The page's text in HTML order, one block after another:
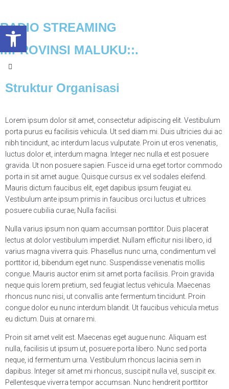
RADIO STREAMING
.::PROVINSI MALUKU::.
Struktur Organisasi
Lorem ipsum dolor sit amet, consectetur adipiscing elit. Vestibulum
porta purus eu facilisis vehicula. Ut sed diam mi. Duis ultricies dui ac
nibh tincidunt, ac interdum lacus vulputate. Proin ut eros venenatis,
luctus dolor et, interdum magna. Integer nec nulla et est posuere
gravida. Ut non posuere sapien. Fusce id urna eget tortor commodo
porta in sit amet augue. Quisque cursus ex vel sodales eleifend.
Mauris dictum faucibus elit, eget dapibus ipsum feugiat eu.
Vestibulum ante ipsum primis in faucibus orci luctus et ultrices
posuere cubilia curae; Nulla facilisi.
Nulla varius ipsum non quam accumsan porttitor. Duis placerat
lectus at dolor vestibulum imperdiet. Nullam efficitur nisi libero, id
varius magna viverra quis. Phasellus nunc urna, condimentum vel
porttitor id, bibendum eget nunc. Suspendisse venenatis mollis
congue. Mauris auctor enim sit amet porta facilisis. Proin gravida
neque quis lorem pretium, sed feugiat lectus vehicula. Maecenas
rhoncus nunc nisi, ut convallis ante fermentum tincidunt. Proin
congue dolor eu nunc interdum blandit. Ut faucibus vehicula metus
eu dictum. Duis at ornare mi.
Proin sit amet velit est. Maecenas eget augue nunc. Aliquam est
nulla, facilisis ut ipsum ut, posuere porta libero. Nunc sed porta
neque, id fermentum urna. Vestibulum rhoncus lacinia sem in
dapibus. Integer sit amet mi rhoncus, suscipit nulla vel, suscipit ex.
Pellentesque viverra tempor accumsan. Nunc hendrerit porttitor
Open toolbar